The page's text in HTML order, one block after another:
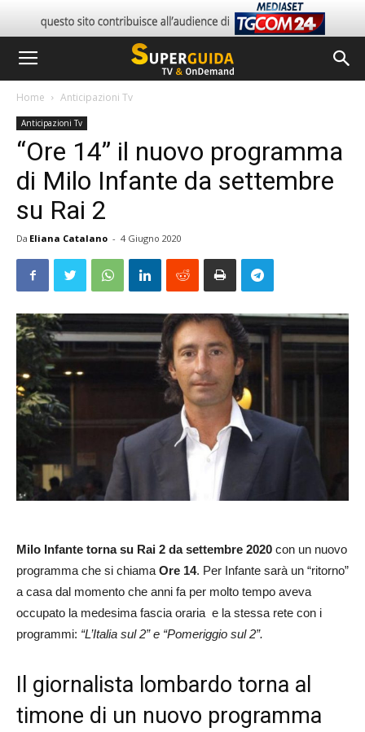
Home Anticipazioni Tv
Anticipazioni Tv
“Ore 14” il nuovo programma
di Milo Infante da settembre
su Rai 2
Da Eliana Catalano - 4 Giugno 2020
Milo Infante torna su Rai 2 da settembre 2020 con un nuovo
programma che si chiama Ore 14. Per Infante sarà un “ritorno”
a casa dal momento che anni fa per molto tempo aveva
occupato la medesima fascia oraria e la stessa rete con i
programmi: “L’Italia sul 2” e “Pomeriggio sul 2”.
Il giornalista lombardo torna al
timone di un nuovo programma